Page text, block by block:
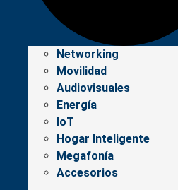
Networking
Movilidad
Audiovisuales
Energía
IoT
Hogar Inteligente
Megafonía
Accesorios